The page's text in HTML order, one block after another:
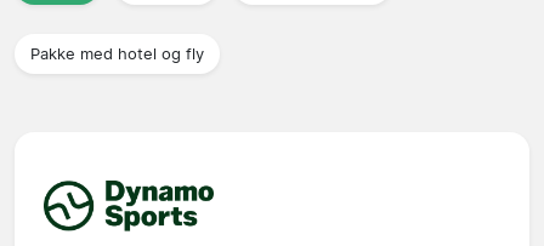
Pakke med hotel og fly